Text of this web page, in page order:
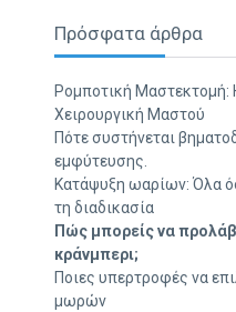
Πρόσφατα άρθρα
Ρομποτική Μαστεκτομή:
Χειρουργική Μαστού
Πότε συστήνεται
εμφύτευσης.
Κατάψυξη ωαρίων: Όλα
τη διαδικασία
Πώς μπορείς να
κράνμπερι;
Ποιες υπερτροφές να
μωρών